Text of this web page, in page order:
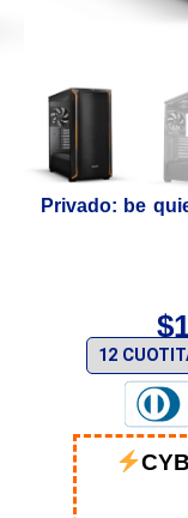
Privado: be
$